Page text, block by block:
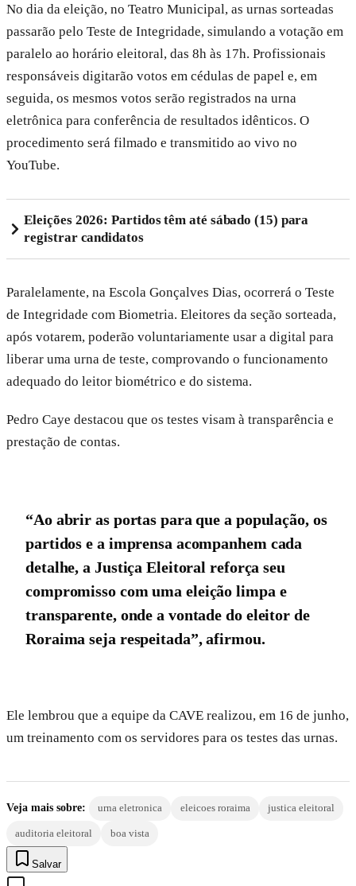
No dia da eleição, no Teatro Municipal, as urnas sorteadas
passarão pelo Teste de Integridade, simulando a votação em
paralelo ao horário eleitoral, das 8h às 17h. Profissionais
responsáveis digitarão votos em cédulas de papel e, em
seguida, os mesmos votos serão registrados na urna
eletrônica para conferência de resultados idênticos. O
procedimento será filmado e transmitido ao vivo no
YouTube.
Eleições 2026: Partidos têm até sábado (15) para
registrar candidatos
Paralelamente, na Escola Gonçalves Dias, ocorrerá o Teste
de Integridade com Biometria. Eleitores da seção sorteada,
após votarem, poderão voluntariamente usar a digital para
liberar uma urna de teste, comprovando o funcionamento
adequado do leitor biométrico e do sistema.
Pedro Caye destacou que os testes visam à transparência e
prestação de contas.
“Ao abrir as portas para que a população, os
partidos e a imprensa acompanhem cada
detalhe, a Justiça Eleitoral reforça seu
compromisso com uma eleição limpa e
transparente, onde a vontade do eleitor de
Roraima seja respeitada”, afirmou.
Ele lembrou que a equipe da CAVE realizou, em 16 de junho,
um treinamento com os servidores para os testes das urnas.
Veja mais sobre: urna eletronica eleicoes roraima justica eleitoral
auditoria eleitoral boa vista
Salvar